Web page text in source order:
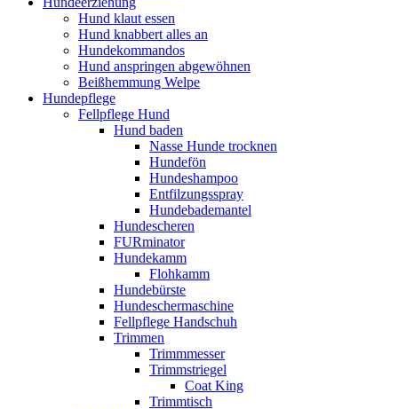
Hund klaut essen
Hund knabbert alles an
Hundekommandos
Hund anspringen abgewöhnen
Beißhemmung Welpe
Hundepflege
Fellpflege Hund
Hund baden
Nasse Hunde trocknen
Hundefön
Hundeshampoo
Entfilzungsspray
Hundebademantel
Hundescheren
FURminator
Hundekamm
Flohkamm
Hundebürste
Hundeschermaschine
Fellpflege Handschuh
Trimmen
Trimmmesser
Trimmstriegel
Coat King
Trimmtisch